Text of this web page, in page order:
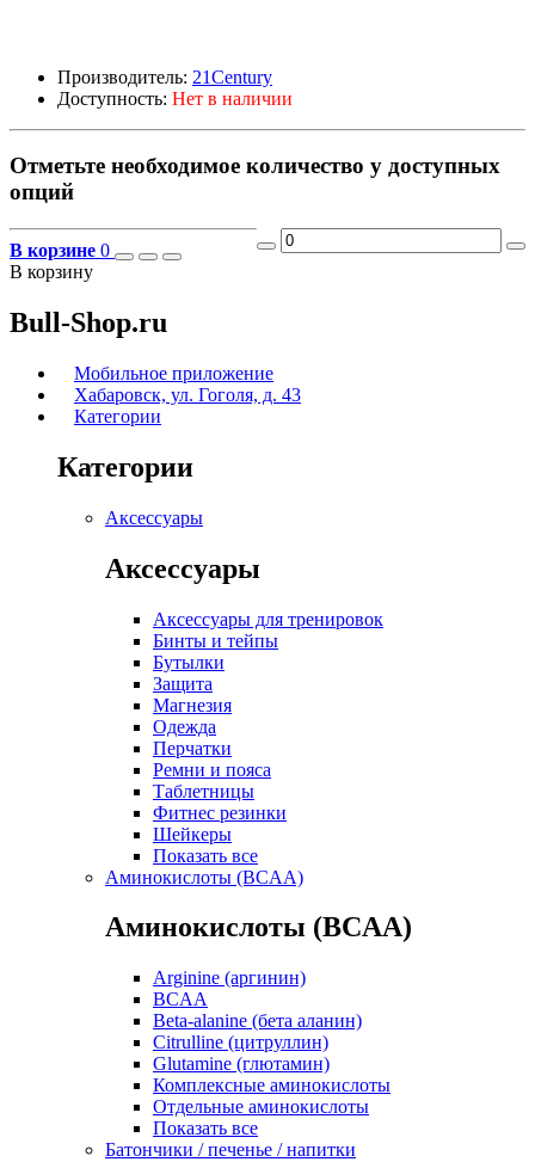
Производитель: 21Century
Доступность: Нет в наличии
Отметьте необходимое количество у доступных
опций
В корзине 0
В корзину
Bull-Shop.ru
Мобильное приложение
Хабаровск, ул. Гоголя, д. 43
Категории
Категории
Аксессуары
Аксессуары
Аксессуары для тренировок
Бинты и тейпы
Бутылки
Защита
Магнезия
Одежда
Перчатки
Ремни и пояса
Таблетницы
Фитнес резинки
Шейкеры
Показать все
Аминокислоты (BCAA)
Аминокислоты (BCAA)
Arginine (аргинин)
BCAA
Beta-alanine (бета аланин)
Citrulline (цитруллин)
Glutamine (глютамин)
Комплексные аминокислоты
Отдельные аминокислоты
Показать все
Батончики / печенье / напитки